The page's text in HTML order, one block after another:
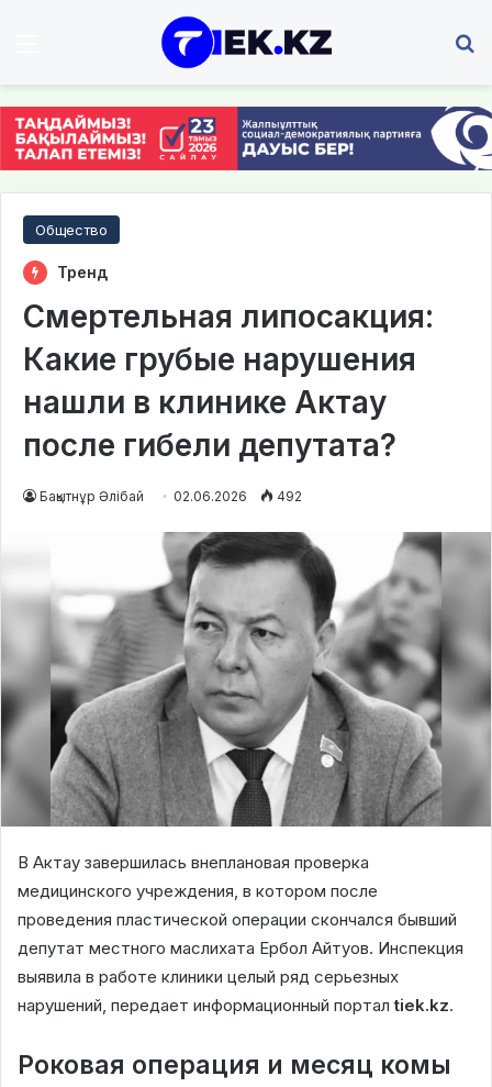
Общество
Тренд
Смертельная липосакция:
Какие грубые нарушения
нашли в клинике Актау
после гибели депутата?
Бақытнұр Әлібай 02.06.2026 492
В Актау завершилась внеплановая проверка
медицинского учреждения, в котором после
проведения пластической операции скончался бывший
депутат местного маслихата Ербол Айтуов. Инспекция
выявила в работе клиники целый ряд серьезных
нарушений, передает информационный порталtiek.kz.
Роковая операция и месяц комы